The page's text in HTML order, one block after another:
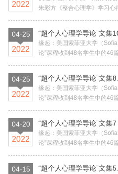
2022
朱彩方《整合心理学》学习
04-25
2022
“超个人心理学导论”文集
缘起：美国索菲亚大学（
论”课程收到48名学生中的46
04-25
2022
“超个人心理学导论”文集
缘起：美国索菲亚大学（
论”课程收到48名学生中的46
04-20
2022
“超个人心理学导论”文集7
缘起：美国索菲亚大学（
论”课程收到48名学生中的46
04-15 “超个人心理学导论”文集